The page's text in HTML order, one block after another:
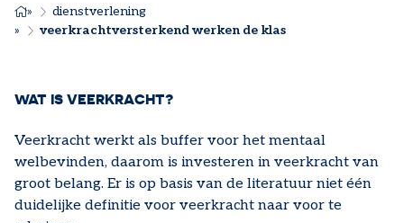
KRUIMELPAD
dienstverlening
veerkrachtversterkend werken de klas
WAT IS VEERKRACHT?
Veerkracht werkt als buffer voor het mentaal
welbevinden, daarom is investeren in veerkracht van
groot belang. Er is op basis van de literatuur niet één
duidelijke definitie voor veerkracht naar voor te